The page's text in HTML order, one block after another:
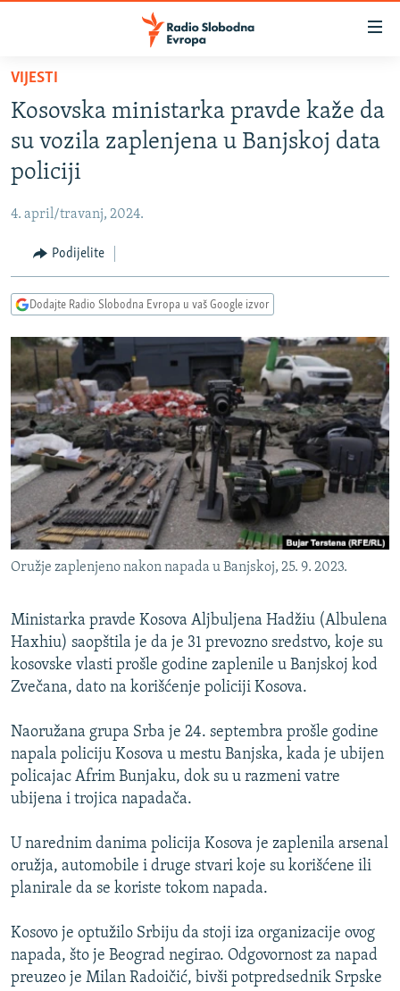
Pređite
glavni
sadržaj
Pređite
na
glavnu
navigaciju
Pređite
na
pretragu
BOSNA I HERCEGOVINA
SRBIJA
KOSOVO
CRNA GORA
VIZUELNO
INFOGRAFIKE
RAT U UKRAJINI
KINA NA BALKANU
RSE PRIČE IZ SVIJETA
ISPRIČAJ MI
DNEVNO@RSE
SPECIJALI RSE
VIŠE OD NASLOVA
GENOCID U SREBRENICI
POPLAVE I KLIZIŠTA U BIH 2024.
TV LIBERTY
POST SCRIPTUM
SVE KARTE DEJTONA
NASTANAK I RASPAD JUGOSLAVIJE
PRATITE NAS
Sve RFE/RL stranice
VIJESTI
Kosovska ministarka pravde kaže da
su vozila zaplenjena u Banjskoj data
policiji
4. april/travanj, 2024.
Podijelite
Dodajte Radio Slobodna Evropa u vaš Google izvor
Oružje zaplenjeno nakon napada u Banjskoj, 25. 9. 2023.
Ministarka pravde Kosova Aljbuljena Hadžiu (Albulena
Haxhiu) saopštila je da je 31 prevozno sredstvo, koje su
kosovske vlasti prošle godine zaplenile u Banjskoj kod
Zvečana, dato na korišćenje policiji Kosova.
Naoružana grupa Srba je 24. septembra prošle godine
napala policiju Kosova u mestu Banjska, kada je ubijen
policajac Afrim Bunjaku, dok su u razmeni vatre
ubijena i trojica napadača.
U narednim danima policija Kosova je zaplenila arsenal
oružja, automobile i druge stvari koje su korišćene ili
planirale da se koriste tokom napada.
Kosovo je optužilo Srbiju da stoji iza organizacije ovog
napada, što je Beograd negirao. Odgovornost za napad
preuzeo je Milan Radoičić, bivši potpredsednik Srpske